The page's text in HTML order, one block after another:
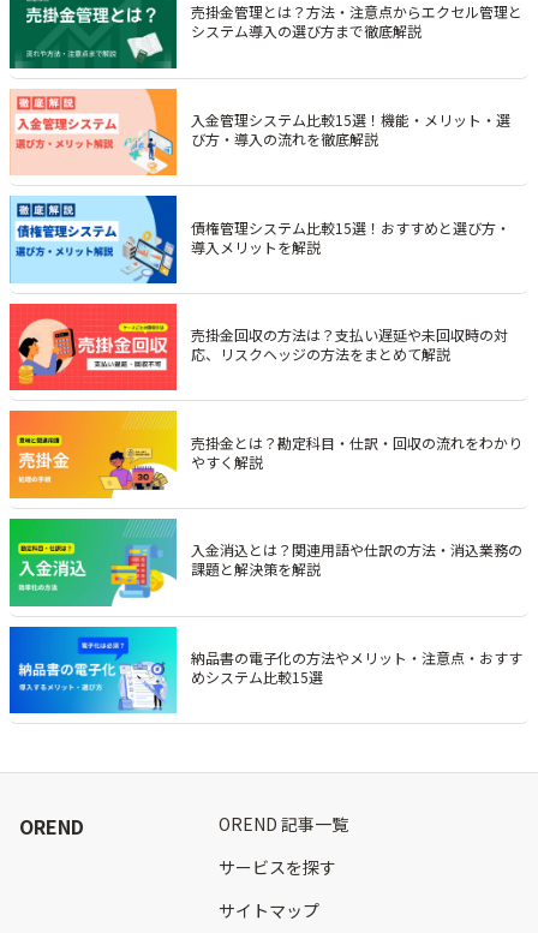
売掛金管理とは？方法・注意点からエクセル管理と
システム導入の選び方まで徹底解説
入金管理システム比較15選！機能・メリット・選
び方・導入の流れを徹底解説
債権管理システム比較15選！おすすめと選び方・
導入メリットを解説
売掛金回収の方法は？支払い遅延や未回収時の対
応、リスクヘッジの方法をまとめて解説
売掛金とは？勘定科目・仕訳・回収の流れをわかり
やすく解説
入金消込とは？関連用語や仕訳の方法・消込業務の
課題と解決策を解説
納品書の電子化の方法やメリット・注意点・おすす
めシステム比較15選
OREND
OREND 記事一覧
サービスを探す
サイトマップ